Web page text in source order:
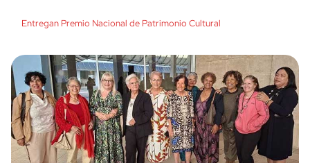
Entregan Premio Nacional de Patrimonio Cultural